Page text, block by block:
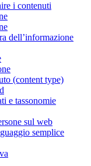
i contenuti
dell’informazione
(content type)
e tassonomie
sul web
semplice